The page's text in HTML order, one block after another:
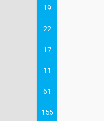
19
22
17
11
61
155